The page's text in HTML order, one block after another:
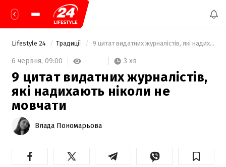
Lifestyle 24 Традиції 9 цитат видатних журналістів, які надихають ніколи не мовчати
6 червня, 09:00 3 хв
9 цитат видатних журналістів,
які надихають ніколи не
мовчати
Влада Пономарьова